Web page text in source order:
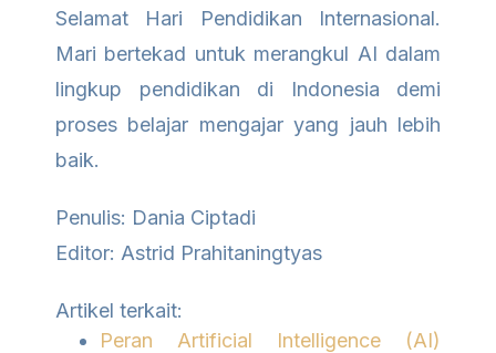
Selamat Hari Pendidikan Internasional.
Mari bertekad untuk merangkul AI dalam
lingkup pendidikan di Indonesia demi
proses belajar mengajar yang jauh lebih
baik.
Penulis: Dania Ciptadi
Editor: Astrid Prahitaningtyas
Artikel terkait:
Peran Artificial Intelligence (AI)